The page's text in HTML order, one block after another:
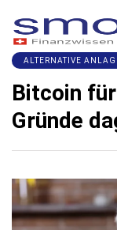
ALTERNATIVE
Bitcoin
Gründe